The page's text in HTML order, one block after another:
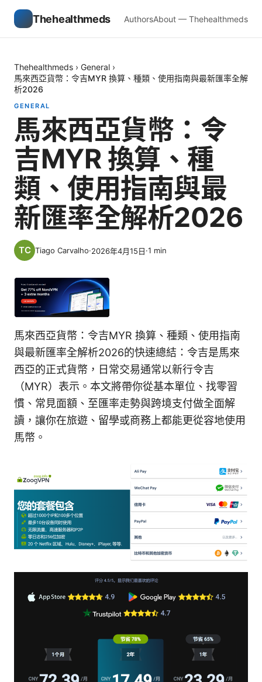
Thehealthmeds AuthorsAbout — Thehealthmeds
Thehealthmeds › General ›
馬來西亞貨幣：令吉MYR 換算、種類、使用指南與最新匯率全解
析2026
GENERAL
馬來西亞貨幣：令
吉MYR 換算、種
類、使用指南與最
新匯率全解析2026
Tiago Carvalho·2026年4月15日·1 min
馬來西亞貨幣：令吉MYR 換算、種類、使用指南
與最新匯率全解析2026的快速總結：令吉是馬來
西亞的正式貨幣，日常交易通常以新行令吉
（MYR）表示。本文將帶你從基本單位、找零習
慣、常見面額、至匯率走勢與跨境支付做全面解
讀，讓你在旅遊、留學或商務上都能更從容地使用
馬幣。